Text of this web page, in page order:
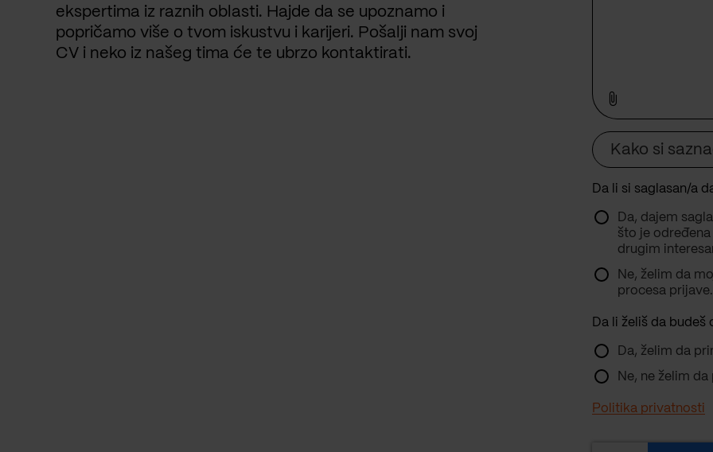
ekspertima iz raznih oblasti. Hajde da se upoznamo i
popričamo više o tvom iskustvu i karijeri. Pošalji nam svoj
CV i neko iz našeg tima će te ubrzo kontaktirati.
Kako si
Da li si saglasan/a
Da, dajem
što je
drugim
Ne, želim da
procesa prijave.
Da li želiš da
Da, želim da
Ne, ne želim
Politika privatnosti